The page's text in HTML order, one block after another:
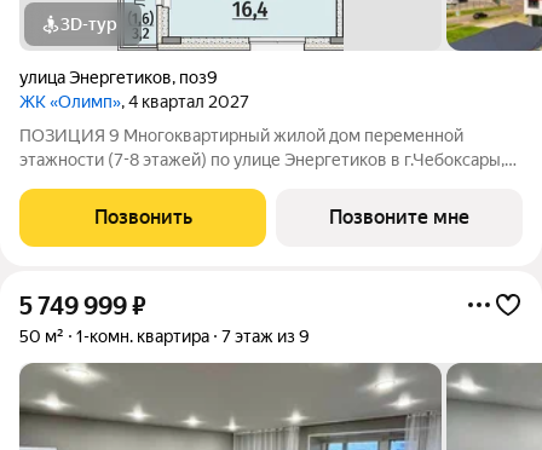
3D-тур
улица Энергетиков, поз9
ЖК «Олимп», 4 квартал 2027
ПОЗИЦИЯ 9 Многоквартирный жилой дом переменной
этажности (7-8 этажей) по улице Энергетиков в г.Чебоксары,
проекте дома отображены и учтены современные
строительные тенденции: Дом монолитно-каркасный с
Позвонить Позвоните мне
5 749 999₽
50 м² 1-комн. квартира 7 этаж из 9